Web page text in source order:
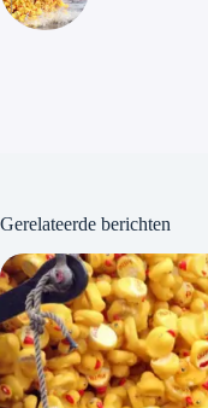
Gerelateerde berichten